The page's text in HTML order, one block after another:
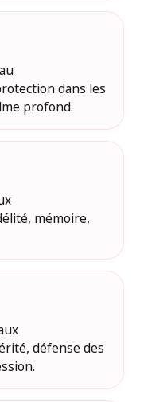
dans les
profond.
mémoire,
défense des